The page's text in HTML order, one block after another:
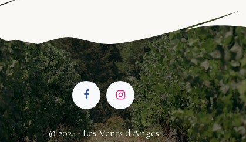
© 2024 · Les Vents d'Anges